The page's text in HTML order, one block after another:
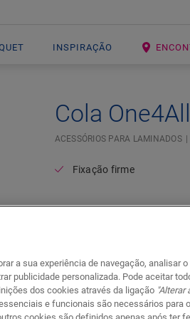
INSPIRAÇÃO
Cola One4All
ACESSÓRIOS PARA LAMINADOS
Fixação firme
Documentos
a sua experiência de navegação, analisar
publicidade personalizada. Pode aceitar
dos cookies através da ligação "Alterar
e funcionais são necessários para